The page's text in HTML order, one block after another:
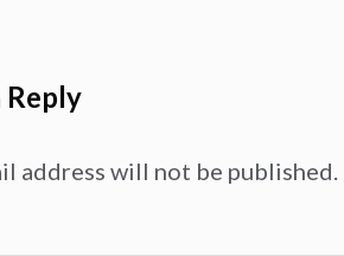
Reply
address will not be published.